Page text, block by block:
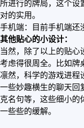
所进行的牌局，这个设
对的实用。
手机端：目前手机端还
其他贴心的小设计：
当然，除了以上的贴心
考虑得很周全。比如牌
凛然，科学的游戏进程
一些妙趣横生的聊天回
克名句等，这些细小的
一些些的缓解。